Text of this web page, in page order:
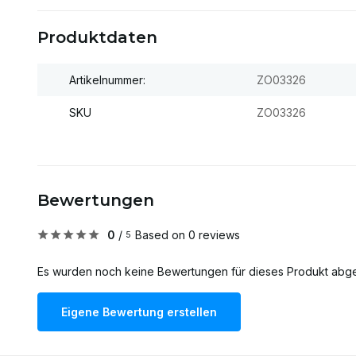
Produktdaten
Artikelnummer: ZO03326
SKU ZO03326
Bewertungen
0 / 5 Based on 0 reviews
Es wurden noch keine Bewertungen für dieses Produkt
Eigene Bewertung erstellen